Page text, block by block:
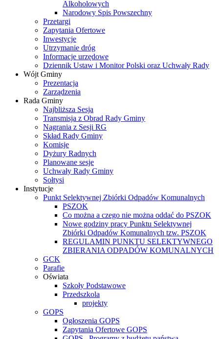
Alkoholowych
Narodowy Spis Powszechny
Przetargi
Zapytania Ofertowe
Inwestycje
Utrzymanie dróg
Informacje urzędowe
Dziennik Ustaw i Monitor Polski oraz Uchwały Rady
Wójt Gminy
Prezentacja
Zarządzenia
Rada Gminy
Najbliższa Sesja
Transmisja z Obrad Rady Gminy
Nagrania z Sesji RG
Skład Rady Gminy
Komisje
Dyżury Radnych
Planowane sesje
Uchwały Rady Gminy
Sołtysi
Instytucje
Punkt Selektywnej Zbiórki Odpadów Komunalnych
PSZOK
Co można a czego nie można oddać do PSZOK
Nowe godziny pracy Punktu Selektywnej
Zbiórki Odpadów Komunalnych tzw. PSZOK
REGULAMIN PUNKTU SELEKTYWNEGO
ZBIERANIA ODPADÓW KOMUNALNYCH
GCK
Parafie
Oświata
Szkoły Podstawowe
Przedszkola
projekty
GOPS
Ogłoszenia GOPS
Zapytania Ofertowe GOPS